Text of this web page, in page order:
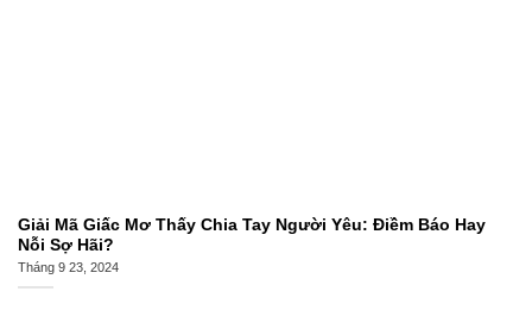
Giải Mã Giấc Mơ Thấy Chia Tay Người Yêu: Điềm Báo Hay
Nỗi Sợ Hãi?
Tháng 9 23, 2024